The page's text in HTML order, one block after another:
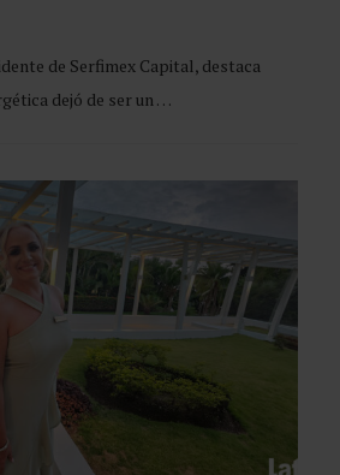
de Serfimex Capital, destaca
dejó de ser un …